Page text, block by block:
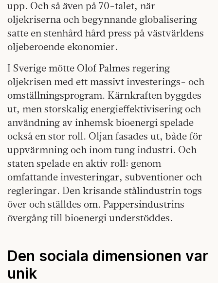
upp. Och så även på 70-talet, när
oljekriserna och begynnande globalisering
satte en stenhård hård press på västvärldens
oljeberoende ekonomier.
I Sverige mötte Olof Palmes regering
oljekrisen med ett massivt investerings- och
omställningsprogram. Kärnkraften byggdes
ut, men storskalig energieffektivisering och
användning av inhemsk bioenergi spelade
också en stor roll. Oljan fasades ut, både för
uppvärmning och inom tung industri. Och
staten spelade en aktiv roll: genom
omfattande investeringar, subventioner och
regleringar. Den krisande stålindustrin togs
över och ställdes om. Pappersindustrins
övergång till bioenergi understöddes.
Den sociala dimensionen var
unik